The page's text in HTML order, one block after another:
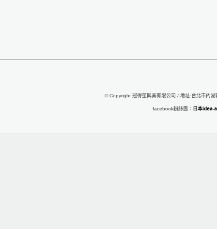
© Copyright 冠得笙興業有限公司 / 地址:台北市內
facebook粉絲團： 日本idea-